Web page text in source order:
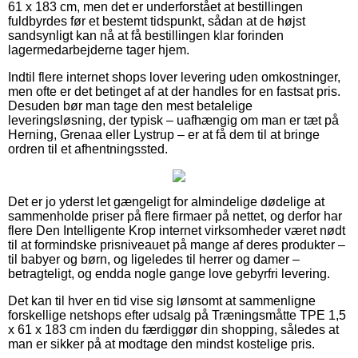
61 x 183 cm, men det er underforstået at bestillingen
fuldbyrdes før et bestemt tidspunkt, sådan at de højst
sandsynligt kan nå at få bestillingen klar forinden
lagermedarbejderne tager hjem.
Indtil flere internet shops lover levering uden omkostninger,
men ofte er det betinget af at der handles for en fastsat pris.
Desuden bør man tage den mest betalelige
leveringsløsning, der typisk – uafhængig om man er tæt på
Herning, Grenaa eller Lystrup – er at få dem til at bringe
ordren til et afhentningssted.
Det er jo yderst let gængeligt for almindelige dødelige at
sammenholde priser på flere firmaer på nettet, og derfor har
flere Den Intelligente Krop internet virksomheder været nødt
til at formindske prisniveauet på mange af deres produkter –
til babyer og børn, og ligeledes til herrer og damer –
betragteligt, og endda nogle gange love gebyrfri levering.
Det kan til hver en tid vise sig lønsomt at sammenligne
forskellige netshops efter udsalg på Træningsmåtte TPE 1,5
x 61 x 183 cm inden du færdiggør din shopping, således at
man er sikker på at modtage den mindst kostelige pris.